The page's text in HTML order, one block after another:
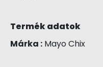
Termék adatok
Márka : Mayo Chix